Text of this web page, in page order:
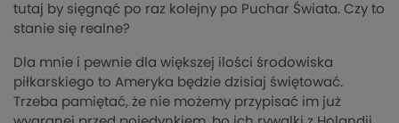
tutaj by sięgnąć po raz kolejny po Puchar Świata. Czy to
stanie się realne?
Dla mnie i pewnie dla większej ilości środowiska
piłkarskiego to Ameryka będzie dzisiaj świętować.
Trzeba pamiętać, że nie możemy przypisać im już